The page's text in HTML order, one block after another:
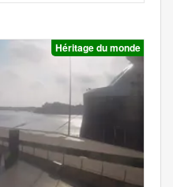
Héritage du monde